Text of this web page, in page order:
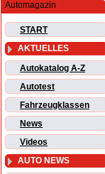
Automagazin
START
AKTUELLES
Autokatalog A-Z
Autotest
Fahrzeugklassen
News
Videos
AUTO NEWS